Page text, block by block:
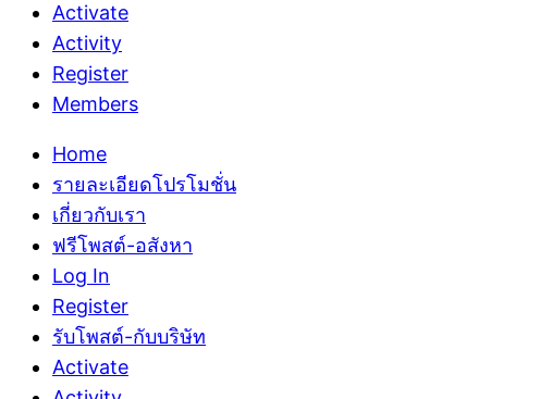
Activate
Activity
Register
Members
Home
รายละเอียดโปรโมชั่น
เกี่ยวกับเรา
ฟรีโพสต์-อสังหา
Log In
Register
รับโพสต์-กับบริษัท
Activate